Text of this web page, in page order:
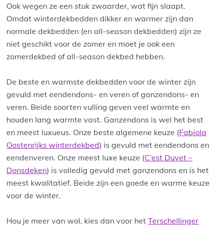
Ook wegen ze een stuk zwaarder, wat fijn slaapt.
Omdat winterdekbedden dikker en warmer zijn dan
normale dekbedden (en all-season dekbedden) zijn ze
niet geschikt voor de zomer en moet je ook een
zomerdekbed of all-season dekbed hebben.
De beste en warmste dekbedden voor de winter zijn
gevuld met eendendons- en veren of ganzendons- en
veren. Beide soorten vulling geven veel warmte en
houden lang warmte vast. Ganzendons is wel het best
en meest luxueus. Onze beste algemene keuze (Fabiola
Oostenrijks winterdekbed) is gevuld met eendendons en
eendenveren. Onze meest luxe keuze (C’est Duvet –
Donsdeken) is volledig gevuld met ganzendons en is het
meest kwalitatief. Beide zijn een goede en warme keuze
voor de winter.
Hou je meer van wol, kies dan voor hetTerschellinger